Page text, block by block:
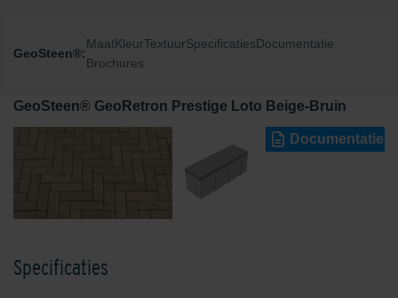
GeoSteen®:
MaatKleurTextuurSpecificatiesDocumentatie
Brochures
GeoSteen® GeoRetron Prestige Loto Beige-Bruin
Documentatie
Specificaties